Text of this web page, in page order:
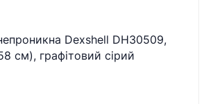
Dexshell DH30509,
см), графітовий сірий